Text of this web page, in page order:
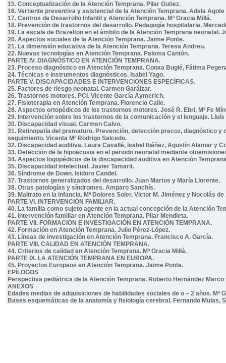
15. Conceptualización de la Atención Temprana. Pilar Gutiez.
16. Vertiente preventiva y asistencial de la Atención Temprana. Adela Agote
17. Centros de Desarrollo Infantil y Atención Temprana. Mª Gracia Millá.
18. Prevención de trastornos del desarrollo. Pedagogía hospitalaria.
19. La escala de Brazelton en el ámbito de la Atención Temprana neonatal.
20. Aspectos sociales de la Atención Temprana. Jaime Ponte.
21. La dimensión educativa de la Atención Temprana. Teresa Andreu.
22. Nuevas tecnologías en Atención Temprana. Paloma Cantón.
PARTE IV. DIAGNÓSTICO EN ATENCIÓN TEMPRANA.
23. Proceso diagnóstico en Atención Temprana. Conxa Bugié, Fátima
24. Técnicas e instrumentos diagnósticos. Isabel Yago.
PARTE V. DISCAPACIDADES E INTERVENCIONES ESPECÍFICAS.
25. Factores de riesgo neonatal. Carmen Garáizar.
26. Trastornos motores. PCI. Vicente García Aymerich.
27. Fisioterapia en Atención Temprana. Florencio Calle.
28. Aspectos ortopédicos de los trastornos motores. José R. Ebri, Mª Fe
29. Intervención sobre los trastornos de la comunicación y el lenguaje. Lluís
30. Discapacidad visual. Carmen Calvo.
31. Retinopatía del prematuro. Prevención, detección precoz, diagnóstico y
seguimiento. Vicenta Mª Rodrigo Salcedo.
32. Discapacidad auditiva. Laura Cavallé, Isabel Ibáñez, Agustín Alamar y
33. Detección de la hipoacusia en el periodo neonatal mediante
34. Aspectos logopédicos de la discapacidad auditiva en Atención
35. Discapacidad intelectual. Javier Tamarit.
36. Síndrome de Down. Isidoro Candel.
37. Trastornos generalizados del desarrollo. Juan Martos y María Llorente.
38. Otras patologías y síndromes. Amparo Sanchís.
39. Maltrato en la infancia. Mª Dolores Soler, Victor M. Jiménez y Nocolás
PARTE VI. INTERVENCIÓN FAMILIAR.
40. La familia como sujeto agente en la actual concepción de la Atención
41. Intervención familiar en Atención Temprana. Pilar Mendieta.
PARTE VII. FORMACIÓN E INVESTIGACIÓN EN ATENCIÓN TEMPRANA.
42. Formación en Atención Temprana. Julio Pérez-López.
43. Líneas de investigación en Atención Temprana. Francisco A. García.
PARTE VIII. CALIDAD EN ATENCIÓN TEMPRANA.
44. Criterios de calidad en Atención Temprana. Mª Gracia Millá.
PARTE IX. LA ATENCIÓN TEMPRANA EN EUROPA.
45. Proyectos Europeos en Atención Temprana. Jaime Ponte.
EPÍLOGOS
Perspectiva pediátrica de la Atención Temprana. Roberto Hernández
ANEXOS
Edades medias de adquisiciones de habilidades sociales de o – 2 años. Mª
Bases esquemáticas de la anatomía y fisiología cerebral. Fernando Mulas,